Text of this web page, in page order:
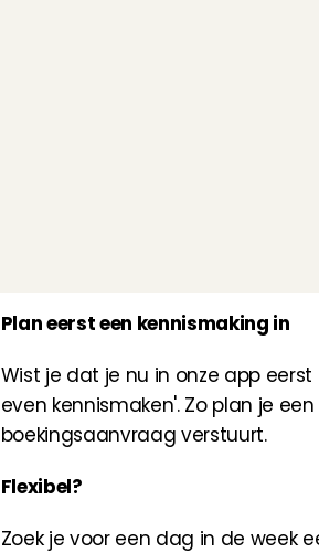
Plan eerst een kennismaking in
Wist je dat je nu in onze app eerst
even kennismaken'. Zo plan je
boekingsaanvraag verstuurt.
Flexibel?
Zoek je voor een dag in de week